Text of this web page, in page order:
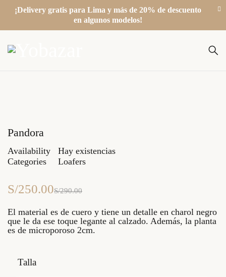
¡Delivery gratis para Lima y más de 20% de descuento
en algunos modelos!
Pandora
Availability
Hay existencias
Categories
Loafers
S/290.00
S/250.00
El material es de cuero y tiene un detalle en charol negro
que le da ese toque legante al calzado. Además, la planta
es de microporoso 2cm.
Talla